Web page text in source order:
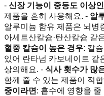
- 신장 기능이 중등도 이상
제품을 흔히 사용해요. - 알
알루미늄 함유 제품은 뇌병
아세트산칼슘·탄산칼슘 같
혈중 칼슘이 높은 경우: 칼
있어 란타넘 카보네이트 같
상의해요. - 식사 횟수가 많
함께 줄 수 있는 제품이 적
중이라면 : 흡수에 영향을